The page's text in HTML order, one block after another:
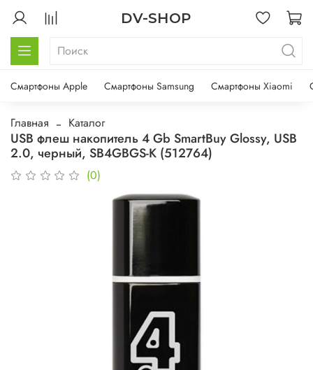
DV-SHOP
Смартфоны Apple Смартфоны Samsung Смартфоны Xiaomi
Главная Каталог
USB флеш накопитель 4 Gb SmartBuy Glossy, USB
2.0, черный, SB4GBGS-K (512764)
(0)